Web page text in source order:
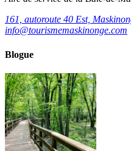
161, autoroute 40 Est,
info@tourismemaskinonge.com
Blogue